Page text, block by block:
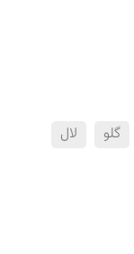
گلو لال